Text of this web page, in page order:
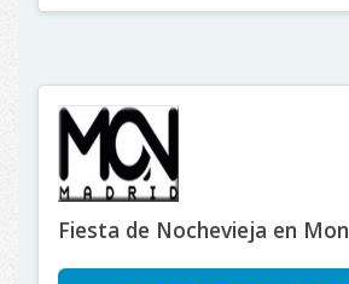
Fiesta de Nochevieja en Mon